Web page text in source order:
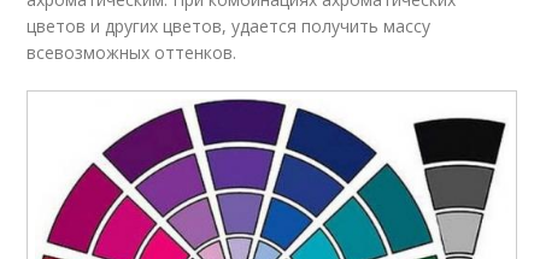
цветов и других цветов, удается получить массу
всевозможных оттенков.